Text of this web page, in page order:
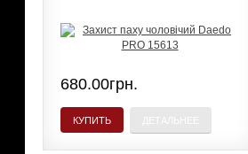
680.00грн.
КУПИТЬ